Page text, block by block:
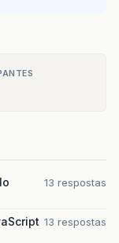
13 respostas
13 respostas